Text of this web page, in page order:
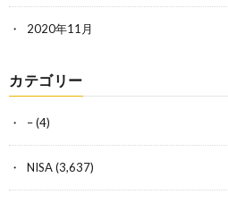
2020年11月
カテゴリー
–(4)
NISA(3,637)